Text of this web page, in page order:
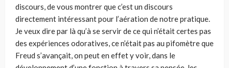
discours, de vous montrer que c’est un discours
directement intéressant pour l’aération de notre pratique.
Je veux dire par là qu’à se servir de ce qui n’était certes pas
des expériences odoratives, ce n’était pas au pifomètre que
Freud s’avançait, on peut en effet y voir, dans le